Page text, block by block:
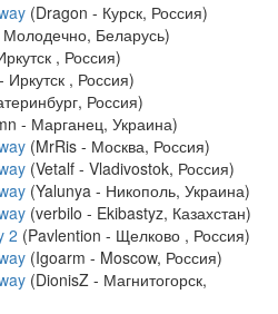
(Dragon - Курск, Россия)
Беларусь)
, Россия)
Иркутск , Россия)
Россия)
- Марганец, Украина)
(MrRis - Москва, Россия)
(Vetalf - Vladivostok, Россия)
(Yalunya - Никополь, Украина)
(verbilo - Ekibastyz, Казахстан)
2 (Pavlention - Щелково , Россия)
(Igoarm - Moscow, Россия)
(DionisZ - Магнитогорск,